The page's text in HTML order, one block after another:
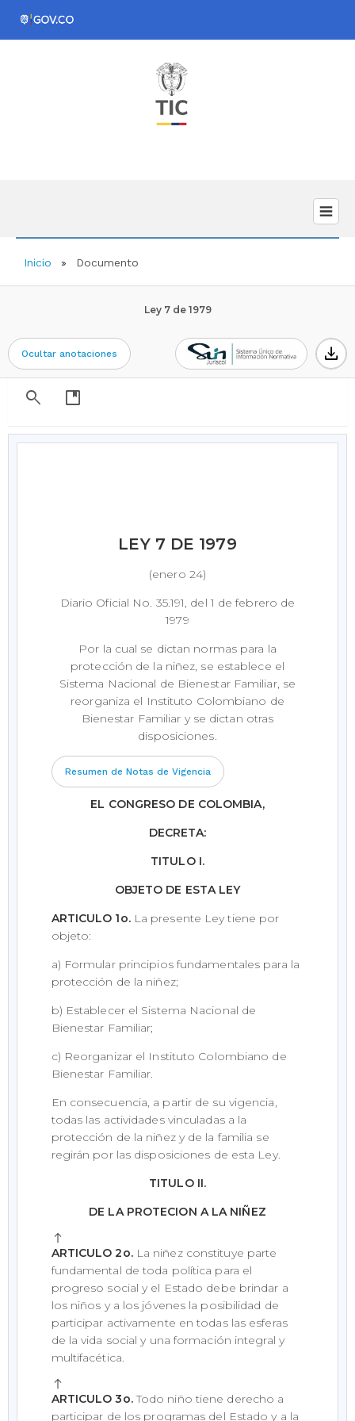
Inicio Documento
Ley 7 de 1979
Ocultar anotaciones
download
search
developer_guide
LEY 7 DE 1979
(enero 24)
Diario Oficial No. 35.191, del 1 de febrero de
1979
Por la cual se dictan normas para la
protección de la niñez, se establece el
Sistema Nacional de Bienestar Familiar, se
reorganiza el Instituto Colombiano de
Bienestar Familiar y se dictan otras
disposiciones.
Resumen de Notas de Vigencia
EL CONGRESO DE COLOMBIA,
DECRETA:
TITULO I.
OBJETO DE ESTA LEY
ARTICULO 1o.La presente Ley tiene por
objeto:
a) Formular principios fundamentales para la
protección de la niñez;
b) Establecer el Sistema Nacional de
Bienestar Familiar;
c) Reorganizar el Instituto Colombiano de
Bienestar Familiar.
En consecuencia, a partir de su vigencia,
todas las actividades vinculadas a la
protección de la niñez y de la familia se
regirán por las disposiciones de esta Ley.
TITULO II.
DE LA PROTECION A LA NIÑEZ
ARTICULO 2o.La niñez constituye parte
fundamental de toda política para el
progreso social y el Estado debe brindar a
los niños y a los jóvenes la posibilidad de
participar activamente en todas las esferas
de la vida social y una formación integral y
multifacética.
ARTICULO 3o.Todo niño tiene derecho a
participar de los programas del Estado y a la